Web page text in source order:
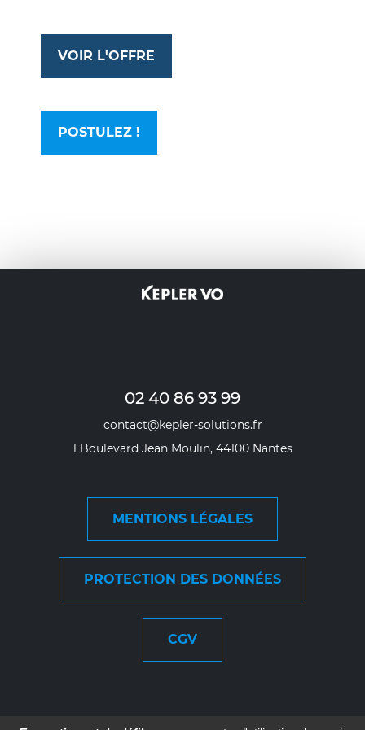
VOIR L'OFFRE
POSTULEZ !
02 40 86 93 99
contact@kepler-solutions.fr
1 Boulevard Jean Moulin, 44100 Nantes
MENTIONS LÉGALES
PROTECTION DES DONNÉES
CGV